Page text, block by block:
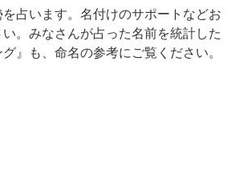
占います。名付けのサポートなどお
。みなさんが占った名前を統計した
グ』も、命名の参考にご覧ください。